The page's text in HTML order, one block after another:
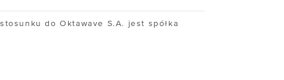
do Oktawave S.A. jest spółka